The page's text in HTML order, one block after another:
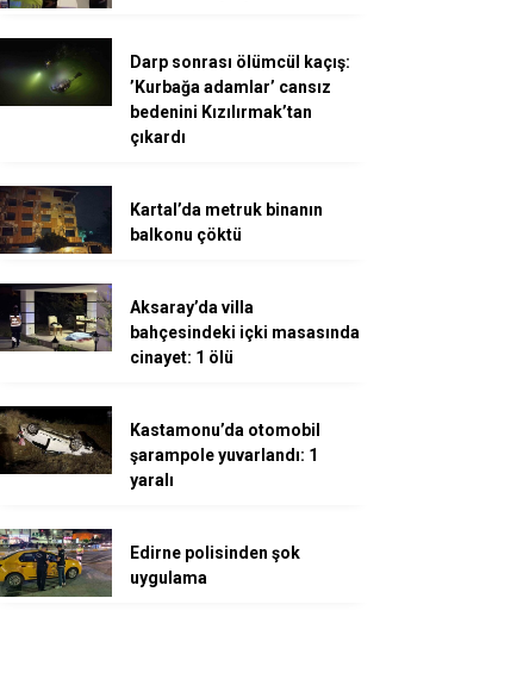
Darp sonrası ölümcül kaçış:
’Kurbağa adamlar’ cansız
bedenini Kızılırmak’tan
çıkardı
Kartal’da metruk binanın
balkonu çöktü
Aksaray’da villa
bahçesindeki içki masasında
cinayet: 1 ölü
Kastamonu’da otomobil
şarampole yuvarlandı: 1
yaralı
Edirne polisinden şok
uygulama